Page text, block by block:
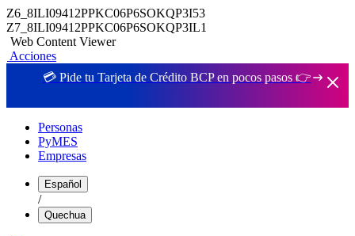
Z6_8ILI09412PPKC06P6SOKQP3I53
Z7_8ILI09412PPKC06P6SOKQP3IL1
Web Content Viewer
Acciones
💳 Pide tu Tarjeta de Crédito BCP en pocos pasos 👉
Personas
PyMES
Empresas
Español
/
Quechua